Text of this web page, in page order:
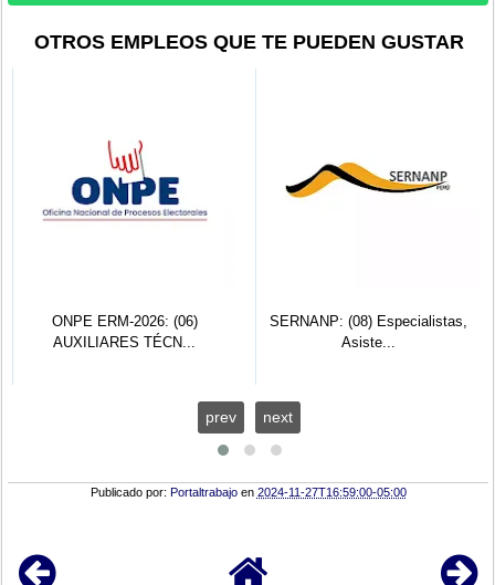
OTROS EMPLEOS QUE TE PUEDEN GUSTAR
ONPE ERM-2026: (06)
AUXILIARES TÉCN...
SERNANP: (08) Especialistas,
Asiste...
prev next
Publicado por: Portaltrabajo en 2024-11-27T16:59:00-05:00